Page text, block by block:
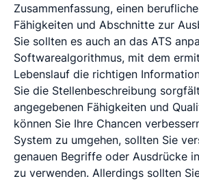
Zusammenfassung, einen
Fähigkeiten und Abschnitte zur
Sie sollten es auch an das ATS
Softwarealgorithmus, mit dem
Lebenslauf die richtigen
Sie die Stellenbeschreibung
angegebenen Fähigkeiten und
können Sie Ihre Chancen
System zu umgehen, sollten Sie
genauen Begriffe oder Ausdrücke
zu verwenden. Allerdings sollten